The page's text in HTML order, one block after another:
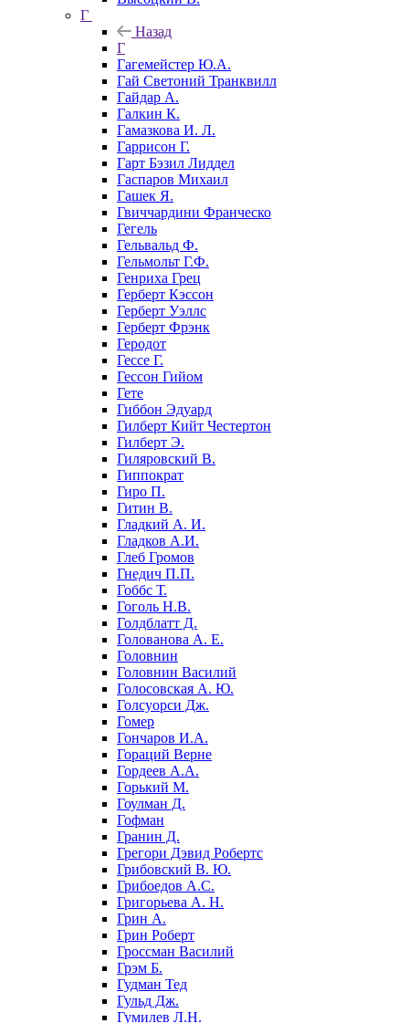
Г
Назад
Г
Гагемейстер Ю.А.
Гай Светоний Транквилл
Гайдар А.
Галкин К.
Гамазкова И. Л.
Гаррисон Г.
Гарт Бэзил Лиддел
Гаспаров Михаил
Гашек Я.
Гвиччардини Франческо
Гегель
Гельвальд Ф.
Гельмольт Г.Ф.
Генриха Грец
Герберт Кэссон
Герберт Уэллс
Герберт Фрэнк
Геродот
Гессе Г.
Гессон Гийом
Гете
Гиббон Эдуард
Гилберт Кийт Честертон
Гилберт Э.
Гиляровский В.
Гиппократ
Гиро П.
Гитин В.
Гладкий А. И.
Гладков А.И.
Глеб Громов
Гнедич П.П.
Гоббс Т.
Гоголь Н.В.
Голдблатт Д.
Голованова А. Е.
Головнин
Головнин Василий
Голосовская А. Ю.
Голсуорси Дж.
Гомер
Гончаров И.А.
Гораций Верне
Гордеев А.А.
Горький М.
Гоулман Д.
Гофман
Гранин Д.
Грегори Дэвид Робертс
Грибовский В. Ю.
Грибоедов А.С.
Григорьева А. Н.
Грин А.
Грин Роберт
Гроссман Василий
Грэм Б.
Гудман Тед
Гульд Дж.
Гумилев Л.Н.